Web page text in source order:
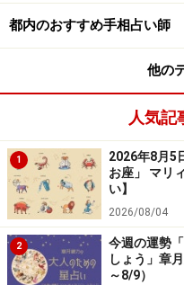
都内のおすすめ手相占い師
他の
人気記
1
2026年8月5
お座」 マリ
い】
2026/08/04
2
今週の運勢
しょう」章
～8/9）